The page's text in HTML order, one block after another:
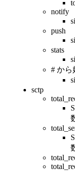
notify
push
stats
# から
sctp